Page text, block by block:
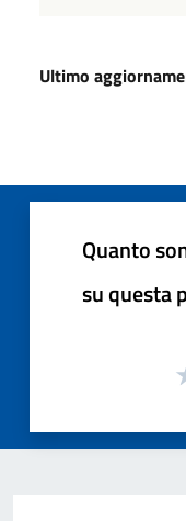
Ultimo
Quanto
su questa